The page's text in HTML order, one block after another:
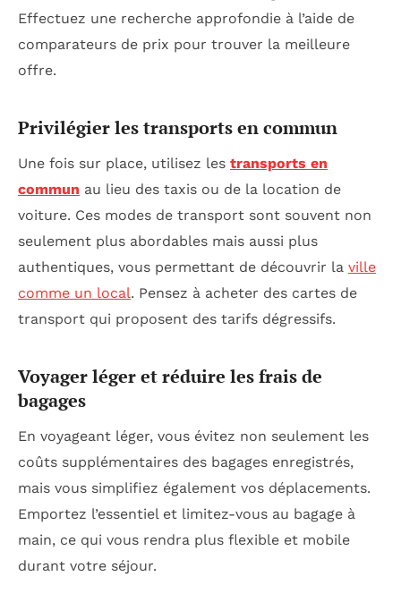
Effectuez une recherche approfondie à l’aide de
comparateurs de prix pour trouver la meilleure
offre.
Privilégier les transports en commun
Une fois sur place, utilisez les transports en
commun au lieu des taxis ou de la location de
voiture. Ces modes de transport sont souvent non
seulement plus abordables mais aussi plus
authentiques, vous permettant de découvrir la ville
comme un local. Pensez à acheter des cartes de
transport qui proposent des tarifs dégressifs.
Voyager léger et réduire les frais de
bagages
En voyageant léger, vous évitez non seulement les
coûts supplémentaires des bagages enregistrés,
mais vous simplifiez également vos déplacements.
Emportez l’essentiel et limitez-vous au bagage à
main, ce qui vous rendra plus flexible et mobile
durant votre séjour.